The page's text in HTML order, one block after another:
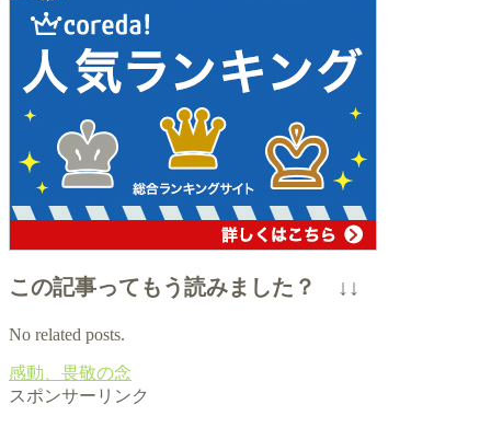
この記事ってもう読みました？ ↓↓
No related posts.
感動、畏敬の念
スポンサーリンク